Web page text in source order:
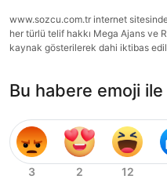
www.sozcu.com.tr internet
her türlü telif hakkı Mega Ajans ve
kaynak gösterilerek dahi iktibas
Bu habere emoji